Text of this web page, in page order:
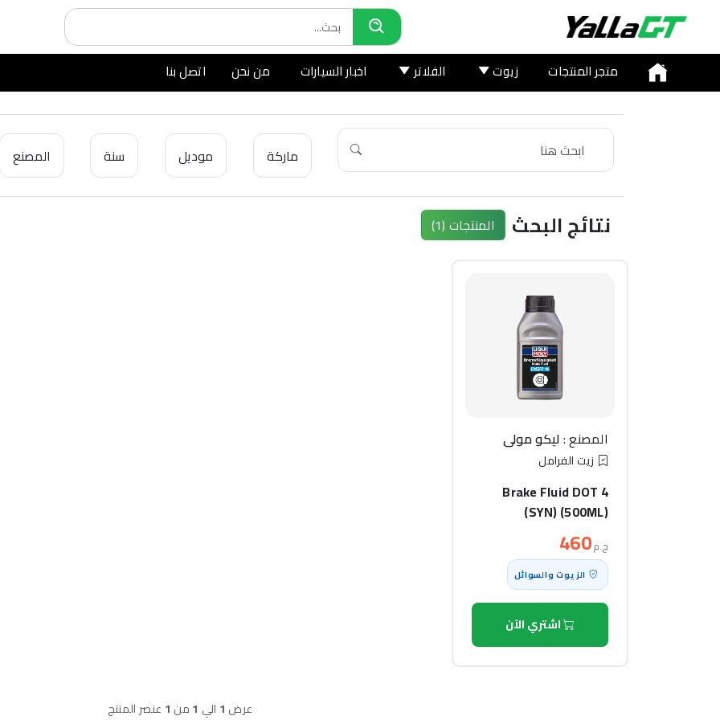
متجر المنتجات زيوت الفلاتر اخبار السيارات من نحن اتصل بنا
ماركة موديل سنة المصنع
نتائج البحث المنتجات (1)
المصنع :ليكو مولي
زيت الفرامل
Brake Fluid DOT 4
(SYN) (500ML)
ج.م460
الزيوت والسوائل
اشتري الآن
عرض 1 الي 1من 1 عنصر المنتج